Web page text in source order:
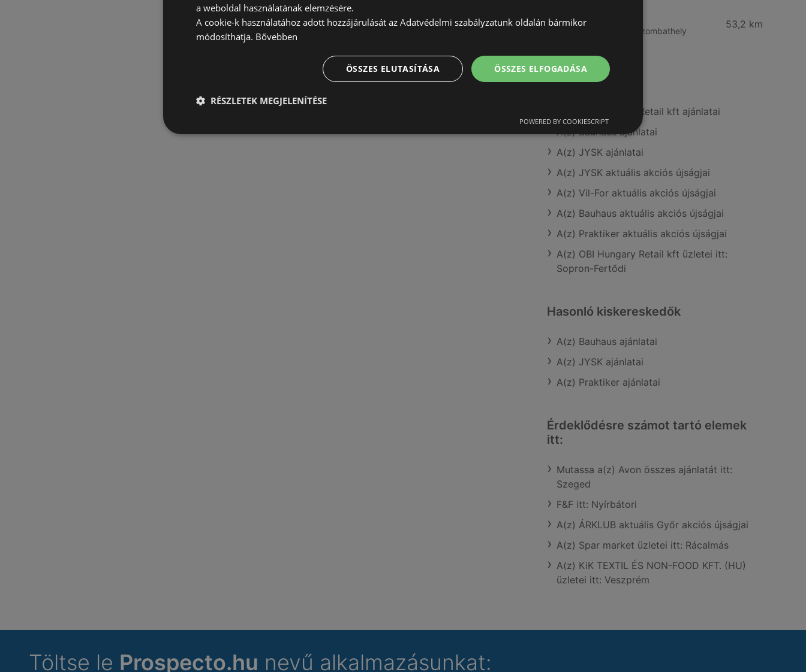
JYSK
Körmendi út 86, 9700 Szombathely
53,2 km
További linkek
A(z) OBI Hungary Retail kft ajánlatai
A(z) Bauhaus ajánlatai
A(z) JYSK ajánlatai
A(z) JYSK aktuális akciós újságjai
A(z) Vil-For aktuális akciós újságjai
A(z) Bauhaus aktuális akciós újságjai
A(z) Praktiker aktuális akciós újságjai
A(z) OBI Hungary Retail kft üzletei itt:
Sopron-Fertődi
Hasonló kiskereskedők
A(z) Bauhaus ajánlatai
A(z) JYSK ajánlatai
A(z) Praktiker ajánlatai
Érdeklődésre számot tartó elemek
itt:
Mutassa a(z) Avon összes ajánlatát itt:
Szeged
F&F itt: Nyírbátori
A(z) ÁRKLUB aktuális Győr akciós újságjai
A(z) Spar market üzletei itt: Rácalmás
A(z) KiK TEXTIL ÉS NON-FOOD KFT. (HU)
üzletei itt: Veszprém
Töltse le Prospecto.hu nevű alkalmazásunkat:
a weboldal használatának elemzésére.
A cookie-k használatához adott hozzájárulását az Adatvédelmi szabályzatunk oldalán bármikor
módosíthatja. Bővebben
ÖSSZES ELFOGADÁSA
ÖSSZES ELUTASÍTÁSA
RÉSZLETEK MEGJELENÍTÉSE
POWERED BY COOKIESCRIPT